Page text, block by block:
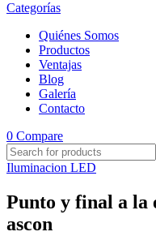
Categorías
Quiénes Somos
Productos
Ventajas
Blog
Galería
Contacto
0 Compare
Iluminacion LED
Punto y final a la
ascon